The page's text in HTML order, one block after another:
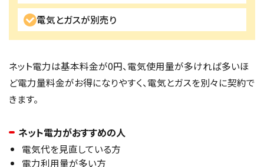
電気とガスが別売り
ネット電力は基本料金が0円、電気使用量が多ければ多いほ
ど電力量料金がお得になりやすく、電気とガスを別々に契約で
きます。
ネット電力がおすすめの人
電気代を見直している方
電力利用量が多い方